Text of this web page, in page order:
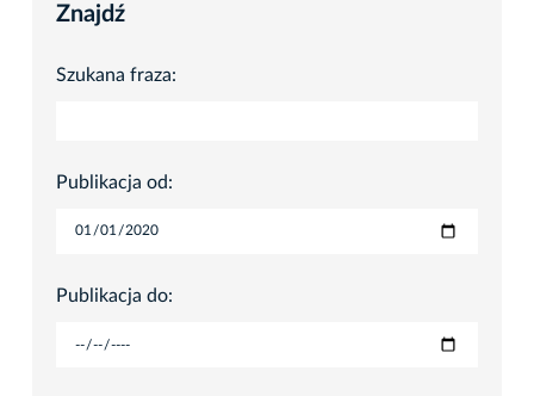
Znajdź
Szukana fraza:
Publikacja od:
Publikacja do: